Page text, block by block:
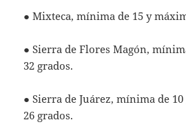
● Mixteca, mínima de 15 y
● Sierra de Flores Magón,
32 grados.
● Sierra de Juárez, mínima de
26 grados.